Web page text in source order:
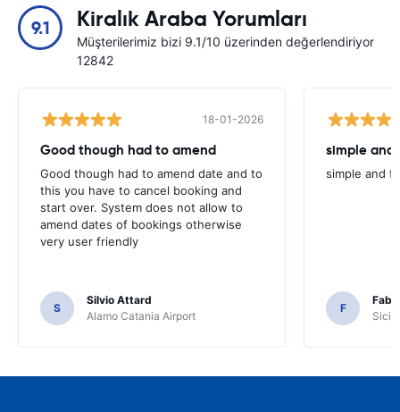
9.1 Kiralık Araba Yorumları
Müşterilerimiz bizi 9.1/10 üzerinden değerlendiriyor
12842
18-01-2026
Good though had to amend
Good though had to amend date and to
this you have to cancel booking and
start over. System does not allow to
amend dates of bookings otherwise
very user friendly
S
Silvio Attard
Alamo Catania Airport
simple and
simple and
F